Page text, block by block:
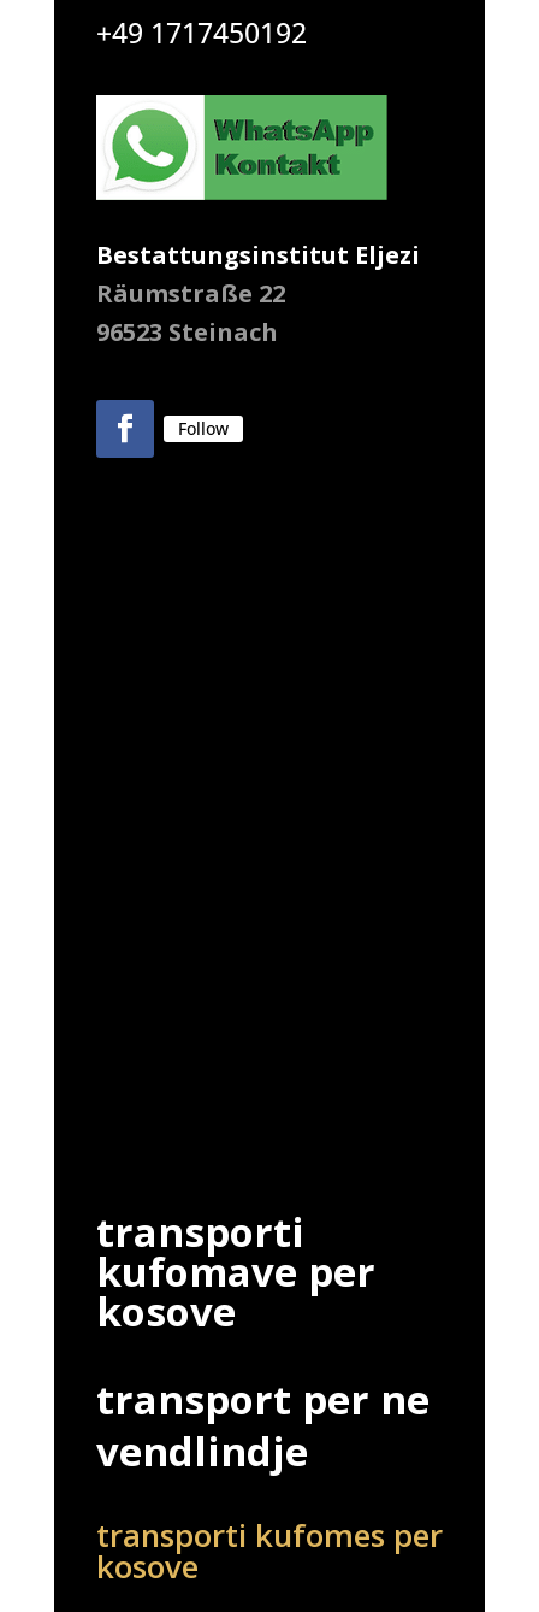
+49 1717450192
Bestattungsinstitut Eljezi
Räumstraße 22
96523 Steinach
Follow
transporti
kufomave per
kosove
transport per ne
vendlindje
transporti kufomes per
kosove